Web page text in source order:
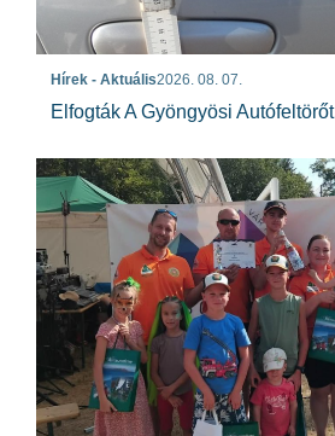
Hírek - Aktuális2026. 08. 07.
Elfogták A Gyöngyösi Autófeltörőt